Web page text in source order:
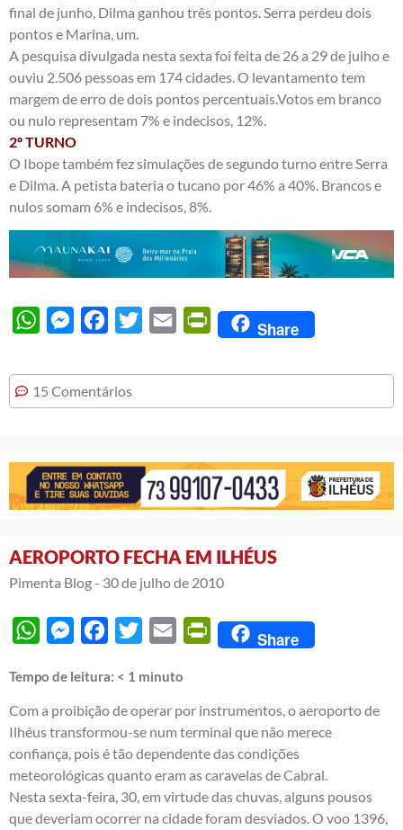
final de junho, Dilma ganhou três pontos. Serra perdeu dois
pontos e Marina, um.
A pesquisa divulgada nesta sexta foi feita de 26 a 29 de julho e
ouviu 2.506 pessoas em 174 cidades. O levantamento tem
margem de erro de dois pontos percentuais.Votos em branco
ou nulo representam 7% e indecisos, 12%.
2º TURNO
O Ibope também fez simulações de segundo turno entre Serra
e Dilma. A petista bateria o tucano por 46% a 40%. Brancos e
nulos somam 6% e indecisos, 8%.
WhatsAppMessengerFacebook
Twitter Email PrintFriendly
Share
15 Comentários
AEROPORTO FECHA EM ILHÉUS
Pimenta Blog - 30 de julho de 2010
WhatsAppMessengerFacebook
Twitter Email PrintFriendly
Share
Tempo de leitura: < 1 minuto
Com a proibição de operar por instrumentos, o aeroporto de
Ilhéus transformou-se num terminal que não merece
confiança, pois é tão dependente das condições
meteorológicas quanto eram as caravelas de Cabral.
Nesta sexta-feira, 30, em virtude das chuvas, alguns pousos
que deveriam ocorrer na cidade foram desviados. O voo 1396,